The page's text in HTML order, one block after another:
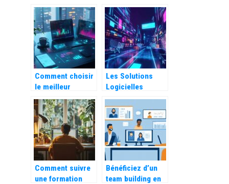
tenue de livres :
Experts en
gestion des
charges
patronales
client avec des
chatbots bases
sur l’intelligence
artificielle
Comment choisir
le meilleur
logiciel IA pour
augmenter votre
productivite
Les Solutions
Logicielles
Incontournables
pour Reussir
Votre Commerce
en Ligne
Comment suivre
une formation
Bénéficiez d’un
team building en